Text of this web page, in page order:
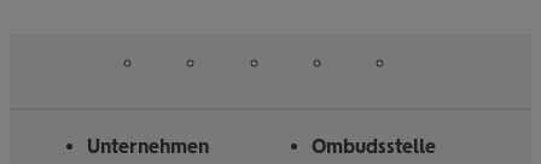
Unternehmen
Ombudsstelle
uns